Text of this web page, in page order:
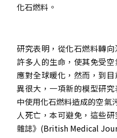
化石燃料。
研究表明，從化石燃料轉
許多人的生命，使其免受
應對全球暖化，然而，到
異很大，一項新的模型研
中使用化石燃料造成的空氣
人死亡，本可避免，這些
雜誌》(British Medical